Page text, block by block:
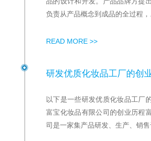
负责从产品概念到成品的全过程，
READ MORE >>
研发优质化妆品工厂的创
以下是一些研发优质化妆品工厂
富宝化妆品有限公司的创业历程
司是一家集产品研发、生产、销售